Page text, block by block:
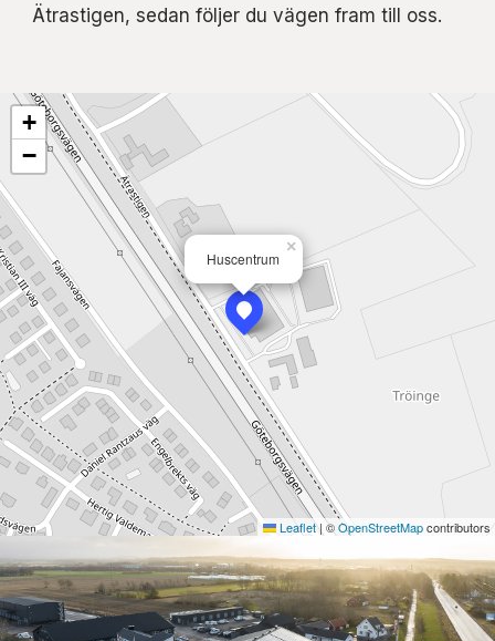
Ätrastigen, sedan följer du vägen fram till oss.
Huscentrum
×
+
−
Leaflet| ©OpenStreetMapcontributors